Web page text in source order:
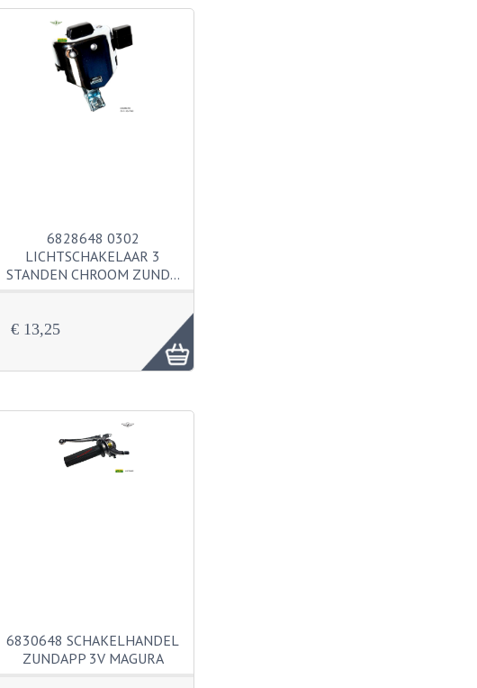
6828648 0302
LICHTSCHAKELAAR 3
STANDEN CHROOM ZUND…
€ 13,25
6830648 SCHAKELHANDEL
ZUNDAPP 3V MAGURA